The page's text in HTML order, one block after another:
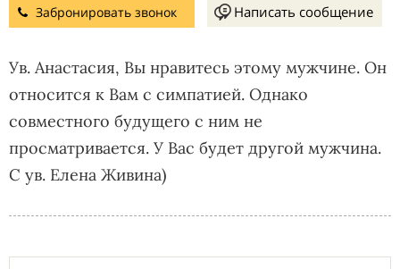
Забронировать звонок Написать сообщение
Ув. Анастасия, Вы нравитесь этому мужчине. Он
относится к Вам с симпатией. Однако
совместного будущего с ним не
просматривается. У Вас будет другой мужчина.
С ув. Елена Живина)